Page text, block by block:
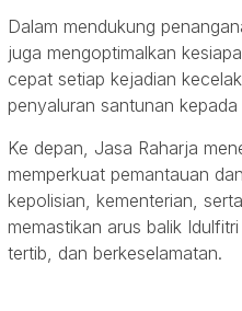
Dalam mendukung
juga mengoptimalkan
cepat setiap kejadian
penyaluran santunan
Ke depan, Jasa Raharja
memperkuat pemantauan
kepolisian, kementerian,
memastikan arus balik
tertib, dan berkeselamatan.